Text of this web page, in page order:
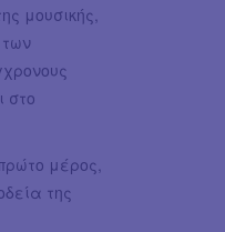
μουσικής,
στο
μέρος,
της